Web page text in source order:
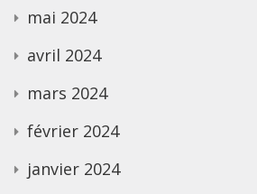
mai 2024
avril 2024
mars 2024
février 2024
janvier 2024